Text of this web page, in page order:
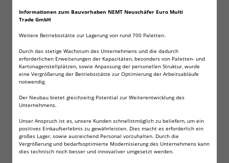
Informationen zum Bauvorhaben NEMT Neuschäfer Euro Multi
Trade GmbH
Weitere Betriebsstätte zur Lagerung von rund 700 Paletten.
Durch das stetige Wachstum des Unternehmens und die dadurch
erforderlichen Erweiterungen der Kapazitäten, besonders von Paletten- und
Kartonagenstellplätzen, sowie Anpassung der personellen Struktur, wurde
eine Vergrößerung der Betriebsstätte zur Optimierung der Arbeitsabläufe
notwendig.
Der Neubau bietet gleichzeitig Potential zur Weiterentwicklung des
Unternehmens.
Unser Anspruch ist es, unsere Kunden schnellstmöglich zu beliefern, um ein
positives Einkaufserlebnis zu gewährleisten. Dies macht es erforderlich ein
großes Lager, sowie ausreichend Personal vorzuhalten. Durch die
Vergrößerung und bedarfsoptimierte Modernisierung des Unternehmens kann
dies technisch noch besser und innovativer umgesetzt werden.